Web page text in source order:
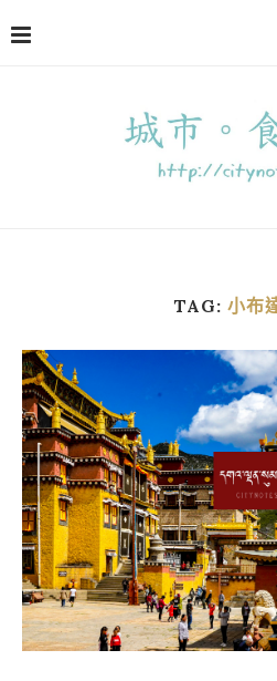
TAG: 小布